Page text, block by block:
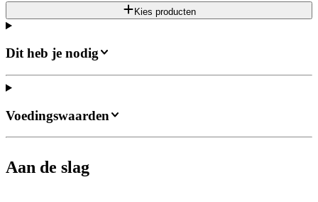
Kies producten
Dit heb je nodig
Aan de slag
Voedingswaarden